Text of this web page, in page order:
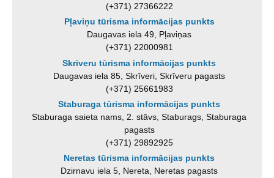
(+371) 27366222
Pļaviņu tūrisma informācijas punkts
Daugavas iela 49, Pļaviņas
(+371) 22000981
Skrīveru tūrisma informācijas punkts
Daugavas iela 85, Skrīveri, Skrīveru pagasts
(+371) 25661983
Staburaga tūrisma informācijas punkts
Staburaga saieta nams, 2. stāvs, Staburags, Staburaga
pagasts
(+371) 29892925
Neretas tūrisma informācijas punkts
Dzirnavu iela 5, Nereta, Neretas pagasts